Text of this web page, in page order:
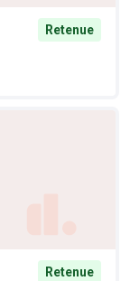
Retenue
Retenue